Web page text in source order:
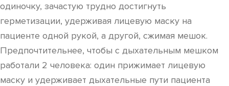
одиночку, зачастую трудно достигнуть
герметизации, удерживая лицевую маску на
пациенте одной рукой, а другой, сжимая мешок.
Предпочтительнее, чтобы с дыхательным мешком
работали 2 человека: один прижимает лицевую
маску и удерживает дыхательные пути пациента